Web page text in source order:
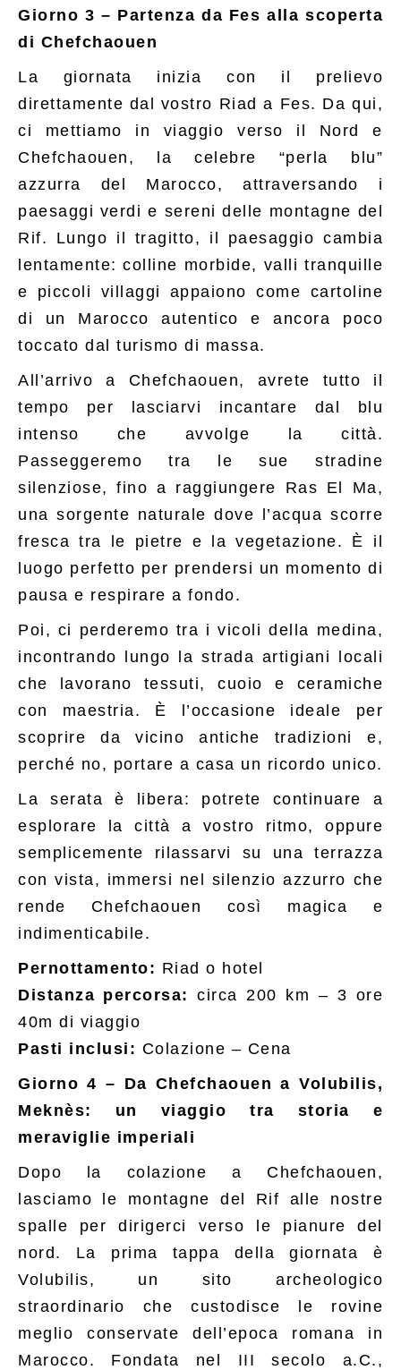
Giorno 3 – Partenza da Fes alla scoperta
di Chefchaouen
La giornata inizia con il prelievo
direttamente dal vostro Riad a Fes. Da qui,
ci mettiamo in viaggio verso il Nord e
Chefchaouen, la celebre “perla blu”
azzurra del Marocco, attraversando i
paesaggi verdi e sereni delle montagne del
Rif. Lungo il tragitto, il paesaggio cambia
lentamente: colline morbide, valli tranquille
e piccoli villaggi appaiono come cartoline
di un Marocco autentico e ancora poco
toccato dal turismo di massa.
All’arrivo a Chefchaouen, avrete tutto il
tempo per lasciarvi incantare dal blu
intenso che avvolge la città.
Passeggeremo tra le sue stradine
silenziose, fino a raggiungere Ras El Ma,
una sorgente naturale dove l’acqua scorre
fresca tra le pietre e la vegetazione. È il
luogo perfetto per prendersi un momento di
pausa e respirare a fondo.
Poi, ci perderemo tra i vicoli della medina,
incontrando lungo la strada artigiani locali
che lavorano tessuti, cuoio e ceramiche
con maestria. È l’occasione ideale per
scoprire da vicino antiche tradizioni e,
perché no, portare a casa un ricordo unico.
La serata è libera: potrete continuare a
esplorare la città a vostro ritmo, oppure
semplicemente rilassarvi su una terrazza
con vista, immersi nel silenzio azzurro che
rende Chefchaouen così magica e
indimenticabile.
Pernottamento: Riad o hotel
Distanza percorsa: circa 200 km – 3 ore
40m di viaggio
Pasti inclusi: Colazione – Cena
Giorno 4 – Da Chefchaouen a Volubilis,
Meknès: un viaggio tra storia e
meraviglie imperiali
Dopo la colazione a Chefchaouen,
lasciamo le montagne del Rif alle nostre
spalle per dirigerci verso le pianure del
nord. La prima tappa della giornata è
Volubilis, un sito archeologico
straordinario che custodisce le rovine
meglio conservate dell’epoca romana in
Marocco. Fondata nel III secolo a.C.,